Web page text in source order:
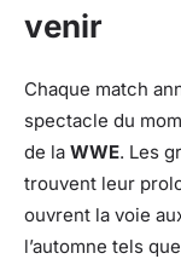
venir
Chaque match
spectacle du
de la WWE. Les
trouvent leur
ouvrent la voie
l’automne tels